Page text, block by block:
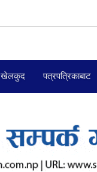
खेलकुद पत्रपत्रिकाबाट